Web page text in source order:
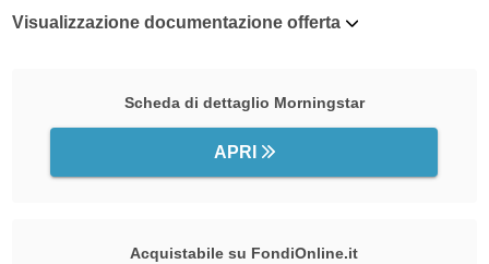
Visualizzazione documentazione offerta
Scheda di dettaglio Morningstar
APRI
Acquistabile su FondiOnline.it